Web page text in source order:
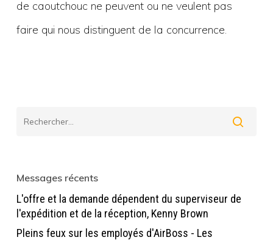
de caoutchouc ne peuvent ou ne veulent pas
faire qui nous distinguent de la concurrence.
Messages récents
L'offre et la demande dépendent du superviseur de
l'expédition et de la réception, Kenny Brown
Pleins feux sur les employés d'AirBoss - Les